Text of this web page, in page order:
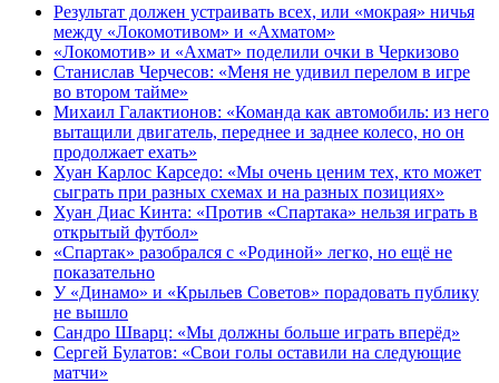
Результат должен устраивать всех, или «мокрая» ничья
между «Локомотивом» и «Ахматом»
«Локомотив» и «Ахмат» поделили очки в Черкизово
Станислав Черчесов: «Меня не удивил перелом в игре
во втором тайме»
Михаил Галактионов: «Команда как автомобиль: из него
вытащили двигатель, переднее и заднее колесо, но он
продолжает ехать»
Хуан Карлос Карседо: «Мы очень ценим тех, кто может
сыграть при разных схемах и на разных позициях»
Хуан Диас Кинта: «Против «Спартака» нельзя играть в
открытый футбол»
«Спартак» разобрался с «Родиной» легко, но ещё не
показательно
У «Динамо» и «Крыльев Советов» порадовать публику
не вышло
Сандро Шварц: «Мы должны больше играть вперёд»
Сергей Булатов: «Свои голы оставили на следующие
матчи»